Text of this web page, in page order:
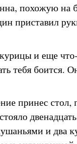
похожую на
приставил
и еще
тебя боится.
принес
и два